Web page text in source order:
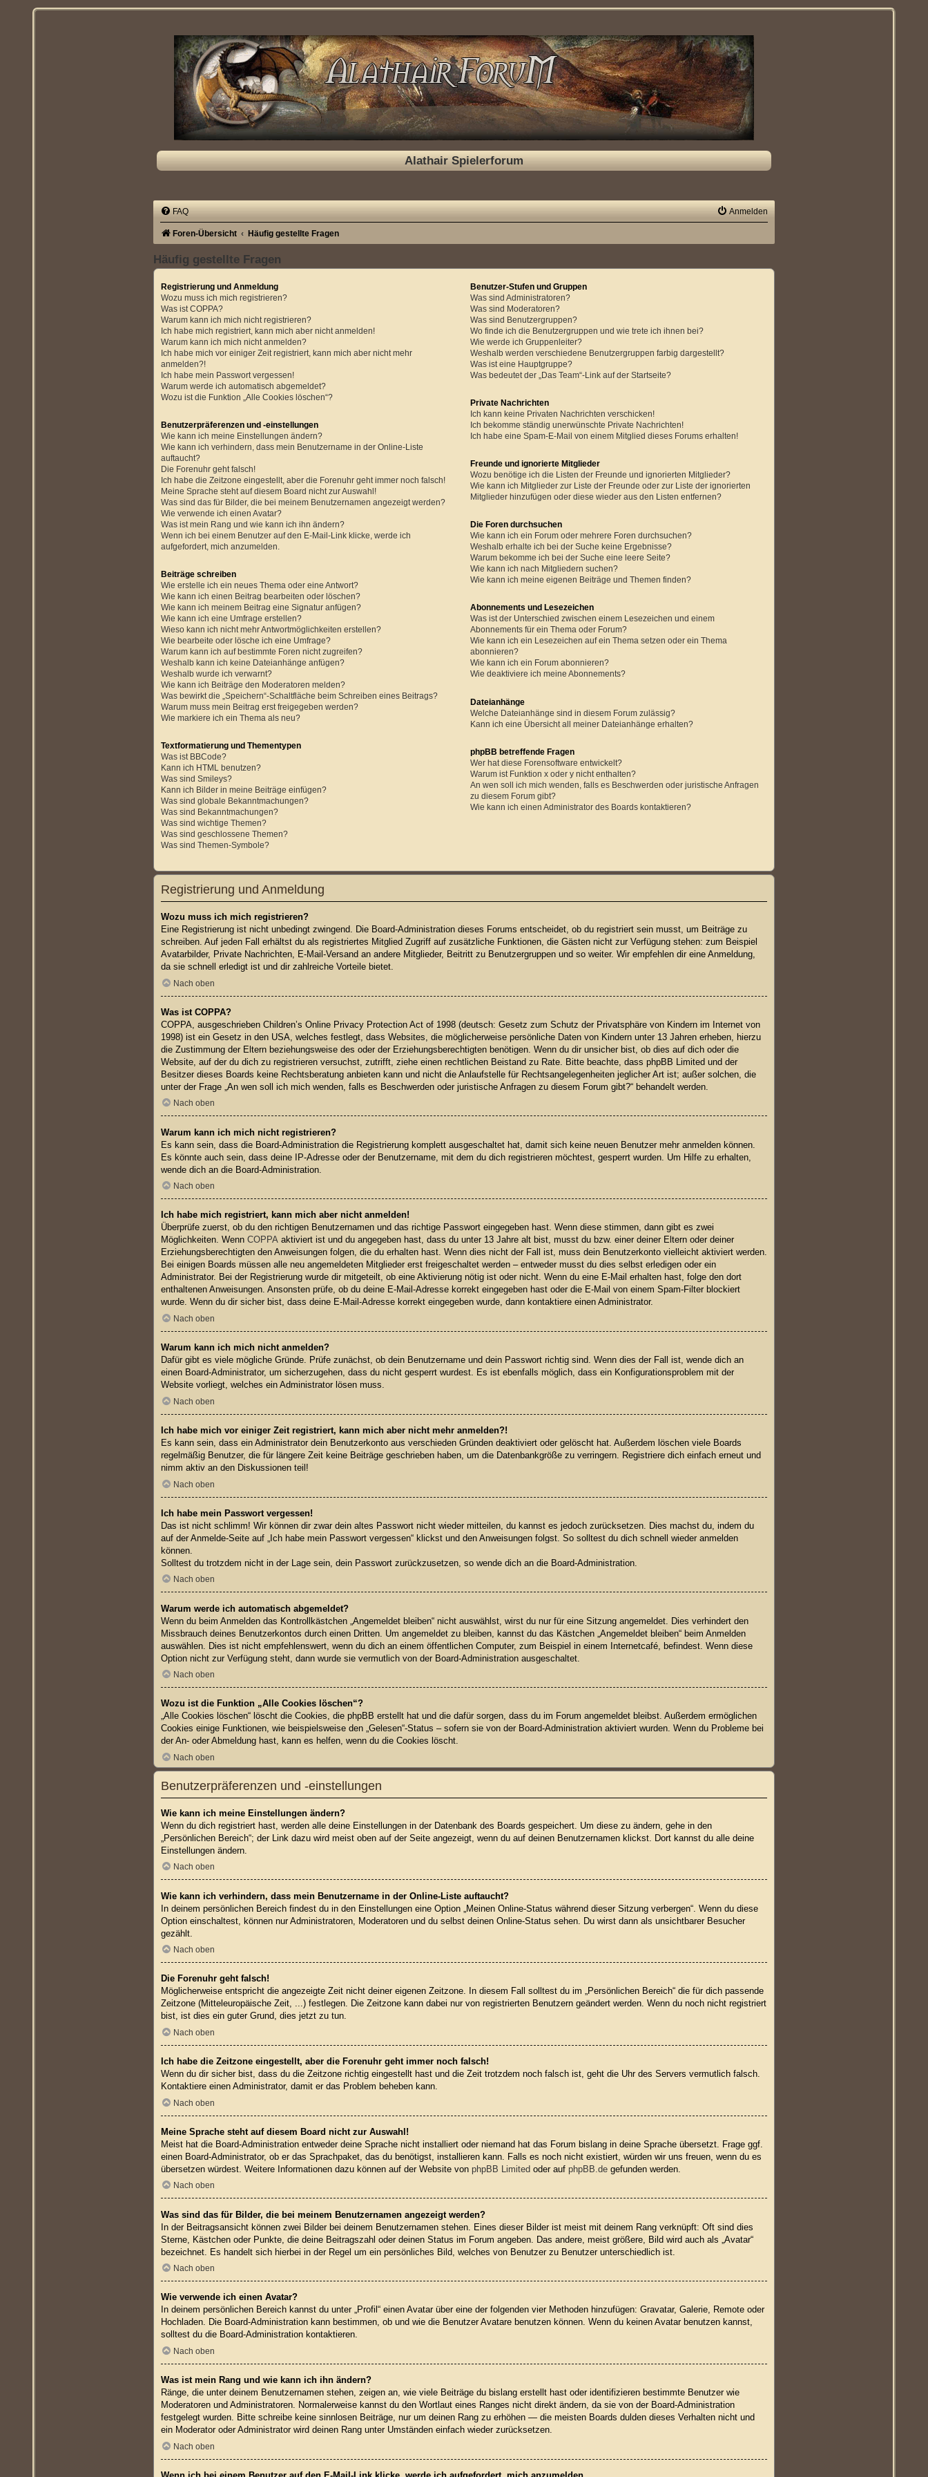
Alathair Spielerforum
FAQ Anmelden
Foren-Übersicht Häufig gestellte Fragen
Häufig gestellte Fragen
Registrierung und Anmeldung
Wozu muss ich mich registrieren?
Was ist COPPA?
Warum kann ich mich nicht registrieren?
Ich habe mich registriert, kann mich aber nicht anmelden!
Warum kann ich mich nicht anmelden?
Ich habe mich vor einiger Zeit registriert, kann mich aber nicht mehr
anmelden?!
Ich habe mein Passwort vergessen!
Warum werde ich automatisch abgemeldet?
Wozu ist die Funktion „Alle Cookies löschen“?
Benutzerpräferenzen und -einstellungen
Wie kann ich meine Einstellungen ändern?
Wie kann ich verhindern, dass mein Benutzername in der Online-Liste
auftaucht?
Die Forenuhr geht falsch!
Ich habe die Zeitzone eingestellt, aber die Forenuhr geht immer noch falsch!
Meine Sprache steht auf diesem Board nicht zur Auswahl!
Was sind das für Bilder, die bei meinem Benutzernamen angezeigt werden?
Wie verwende ich einen Avatar?
Was ist mein Rang und wie kann ich ihn ändern?
Wenn ich bei einem Benutzer auf den E-Mail-Link klicke, werde ich
aufgefordert, mich anzumelden.
Beiträge schreiben
Wie erstelle ich ein neues Thema oder eine Antwort?
Wie kann ich einen Beitrag bearbeiten oder löschen?
Wie kann ich meinem Beitrag eine Signatur anfügen?
Wie kann ich eine Umfrage erstellen?
Wieso kann ich nicht mehr Antwortmöglichkeiten erstellen?
Wie bearbeite oder lösche ich eine Umfrage?
Warum kann ich auf bestimmte Foren nicht zugreifen?
Weshalb kann ich keine Dateianhänge anfügen?
Weshalb wurde ich verwarnt?
Wie kann ich Beiträge den Moderatoren melden?
Was bewirkt die „Speichern“-Schaltfläche beim Schreiben eines Beitrags?
Warum muss mein Beitrag erst freigegeben werden?
Wie markiere ich ein Thema als neu?
Textformatierung und Thementypen
Was ist BBCode?
Kann ich HTML benutzen?
Was sind Smileys?
Kann ich Bilder in meine Beiträge einfügen?
Was sind globale Bekanntmachungen?
Was sind Bekanntmachungen?
Was sind wichtige Themen?
Was sind geschlossene Themen?
Was sind Themen-Symbole?
Benutzer-Stufen und Gruppen
Was sind Administratoren?
Was sind Moderatoren?
Was sind Benutzergruppen?
Wo finde ich die Benutzergruppen und wie trete ich ihnen bei?
Wie werde ich Gruppenleiter?
Weshalb werden verschiedene Benutzergruppen farbig dargestellt?
Was ist eine Hauptgruppe?
Was bedeutet der „Das Team“-Link auf der Startseite?
Private Nachrichten
Ich kann keine Privaten Nachrichten verschicken!
Ich bekomme ständig unerwünschte Private Nachrichten!
Ich habe eine Spam-E-Mail von einem Mitglied dieses Forums erhalten!
Freunde und ignorierte Mitglieder
Wozu benötige ich die Listen der Freunde und ignorierten Mitglieder?
Wie kann ich Mitglieder zur Liste der Freunde oder zur Liste der ignorierten
Mitglieder hinzufügen oder diese wieder aus den Listen entfernen?
Die Foren durchsuchen
Wie kann ich ein Forum oder mehrere Foren durchsuchen?
Weshalb erhalte ich bei der Suche keine Ergebnisse?
Warum bekomme ich bei der Suche eine leere Seite?
Wie kann ich nach Mitgliedern suchen?
Wie kann ich meine eigenen Beiträge und Themen finden?
Abonnements und Lesezeichen
Was ist der Unterschied zwischen einem Lesezeichen und einem
Abonnements für ein Thema oder Forum?
Wie kann ich ein Lesezeichen auf ein Thema setzen oder ein Thema
abonnieren?
Wie kann ich ein Forum abonnieren?
Wie deaktiviere ich meine Abonnements?
Dateianhänge
Welche Dateianhänge sind in diesem Forum zulässig?
Kann ich eine Übersicht all meiner Dateianhänge erhalten?
phpBB betreffende Fragen
Wer hat diese Forensoftware entwickelt?
Warum ist Funktion x oder y nicht enthalten?
An wen soll ich mich wenden, falls es Beschwerden oder juristische Anfragen
zu diesem Forum gibt?
Wie kann ich einen Administrator des Boards kontaktieren?
Registrierung und Anmeldung
Wozu muss ich mich registrieren?
Eine Registrierung ist nicht unbedingt zwingend. Die Board-Administration dieses Forums entscheidet, ob du registriert sein musst, um Beiträge zu
schreiben. Auf jeden Fall erhältst du als registriertes Mitglied Zugriff auf zusätzliche Funktionen, die Gästen nicht zur Verfügung stehen: zum Beispiel
Avatarbilder, Private Nachrichten, E-Mail-Versand an andere Mitglieder, Beitritt zu Benutzergruppen und so weiter. Wir empfehlen dir eine Anmeldung,
da sie schnell erledigt ist und dir zahlreiche Vorteile bietet.
Nach oben
Was ist COPPA?
COPPA, ausgeschrieben Children’s Online Privacy Protection Act of 1998 (deutsch: Gesetz zum Schutz der Privatsphäre von Kindern im Internet von
1998) ist ein Gesetz in den USA, welches festlegt, dass Websites, die möglicherweise persönliche Daten von Kindern unter 13 Jahren erheben, hierzu
die Zustimmung der Eltern beziehungsweise des oder der Erziehungsberechtigten benötigen. Wenn du dir unsicher bist, ob dies auf dich oder die
Website, auf der du dich zu registrieren versuchst, zutrifft, ziehe einen rechtlichen Beistand zu Rate. Bitte beachte, dass phpBB Limited und der
Besitzer dieses Boards keine Rechtsberatung anbieten kann und nicht die Anlaufstelle für Rechtsangelegenheiten jeglicher Art ist; außer solchen, die
unter der Frage „An wen soll ich mich wenden, falls es Beschwerden oder juristische Anfragen zu diesem Forum gibt?“ behandelt werden.
Nach oben
Warum kann ich mich nicht registrieren?
Es kann sein, dass die Board-Administration die Registrierung komplett ausgeschaltet hat, damit sich keine neuen Benutzer mehr anmelden können.
Es könnte auch sein, dass deine IP-Adresse oder der Benutzername, mit dem du dich registrieren möchtest, gesperrt wurden. Um Hilfe zu erhalten,
wende dich an die Board-Administration.
Nach oben
Ich habe mich registriert, kann mich aber nicht anmelden!
Überprüfe zuerst, ob du den richtigen Benutzernamen und das richtige Passwort eingegeben hast. Wenn diese stimmen, dann gibt es zwei
Möglichkeiten. Wenn COPPA aktiviert ist und du angegeben hast, dass du unter 13 Jahre alt bist, musst du bzw. einer deiner Eltern oder deiner
Erziehungsberechtigten den Anweisungen folgen, die du erhalten hast. Wenn dies nicht der Fall ist, muss dein Benutzerkonto vielleicht aktiviert werden.
Bei einigen Boards müssen alle neu angemeldeten Mitglieder erst freigeschaltet werden – entweder musst du dies selbst erledigen oder ein
Administrator. Bei der Registrierung wurde dir mitgeteilt, ob eine Aktivierung nötig ist oder nicht. Wenn du eine E-Mail erhalten hast, folge den dort
enthaltenen Anweisungen. Ansonsten prüfe, ob du deine E-Mail-Adresse korrekt eingegeben hast oder die E-Mail von einem Spam-Filter blockiert
wurde. Wenn du dir sicher bist, dass deine E-Mail-Adresse korrekt eingegeben wurde, dann kontaktiere einen Administrator.
Nach oben
Warum kann ich mich nicht anmelden?
Dafür gibt es viele mögliche Gründe. Prüfe zunächst, ob dein Benutzername und dein Passwort richtig sind. Wenn dies der Fall ist, wende dich an
einen Board-Administrator, um sicherzugehen, dass du nicht gesperrt wurdest. Es ist ebenfalls möglich, dass ein Konfigurationsproblem mit der
Website vorliegt, welches ein Administrator lösen muss.
Nach oben
Ich habe mich vor einiger Zeit registriert, kann mich aber nicht mehr anmelden?!
Es kann sein, dass ein Administrator dein Benutzerkonto aus verschieden Gründen deaktiviert oder gelöscht hat. Außerdem löschen viele Boards
regelmäßig Benutzer, die für längere Zeit keine Beiträge geschrieben haben, um die Datenbankgröße zu verringern. Registriere dich einfach erneut und
nimm aktiv an den Diskussionen teil!
Nach oben
Ich habe mein Passwort vergessen!
Das ist nicht schlimm! Wir können dir zwar dein altes Passwort nicht wieder mitteilen, du kannst es jedoch zurücksetzen. Dies machst du, indem du
auf der Anmelde-Seite auf „Ich habe mein Passwort vergessen“ klickst und den Anweisungen folgst. So solltest du dich schnell wieder anmelden
können.
Solltest du trotzdem nicht in der Lage sein, dein Passwort zurückzusetzen, so wende dich an die Board-Administration.
Nach oben
Warum werde ich automatisch abgemeldet?
Wenn du beim Anmelden das Kontrollkästchen „Angemeldet bleiben“ nicht auswählst, wirst du nur für eine Sitzung angemeldet. Dies verhindert den
Missbrauch deines Benutzerkontos durch einen Dritten. Um angemeldet zu bleiben, kannst du das Kästchen „Angemeldet bleiben“ beim Anmelden
auswählen. Dies ist nicht empfehlenswert, wenn du dich an einem öffentlichen Computer, zum Beispiel in einem Internetcafé, befindest. Wenn diese
Option nicht zur Verfügung steht, dann wurde sie vermutlich von der Board-Administration ausgeschaltet.
Nach oben
Wozu ist die Funktion „Alle Cookies löschen“?
„Alle Cookies löschen“ löscht die Cookies, die phpBB erstellt hat und die dafür sorgen, dass du im Forum angemeldet bleibst. Außerdem ermöglichen
Cookies einige Funktionen, wie beispielsweise den „Gelesen“-Status – sofern sie von der Board-Administration aktiviert wurden. Wenn du Probleme bei
der An- oder Abmeldung hast, kann es helfen, wenn du die Cookies löscht.
Nach oben
Benutzerpräferenzen und -einstellungen
Wie kann ich meine Einstellungen ändern?
Wenn du dich registriert hast, werden alle deine Einstellungen in der Datenbank des Boards gespeichert. Um diese zu ändern, gehe in den
„Persönlichen Bereich“; der Link dazu wird meist oben auf der Seite angezeigt, wenn du auf deinen Benutzernamen klickst. Dort kannst du alle deine
Einstellungen ändern.
Nach oben
Wie kann ich verhindern, dass mein Benutzername in der Online-Liste auftaucht?
In deinem persönlichen Bereich findest du in den Einstellungen eine Option „Meinen Online-Status während dieser Sitzung verbergen“. Wenn du diese
Option einschaltest, können nur Administratoren, Moderatoren und du selbst deinen Online-Status sehen. Du wirst dann als unsichtbarer Besucher
gezählt.
Nach oben
Die Forenuhr geht falsch!
Möglicherweise entspricht die angezeigte Zeit nicht deiner eigenen Zeitzone. In diesem Fall solltest du im „Persönlichen Bereich“ die für dich passende
Zeitzone (Mitteleuropäische Zeit, ...) festlegen. Die Zeitzone kann dabei nur von registrierten Benutzern geändert werden. Wenn du noch nicht registriert
bist, ist dies ein guter Grund, dies jetzt zu tun.
Nach oben
Ich habe die Zeitzone eingestellt, aber die Forenuhr geht immer noch falsch!
Wenn du dir sicher bist, dass du die Zeitzone richtig eingestellt hast und die Zeit trotzdem noch falsch ist, geht die Uhr des Servers vermutlich falsch.
Kontaktiere einen Administrator, damit er das Problem beheben kann.
Nach oben
Meine Sprache steht auf diesem Board nicht zur Auswahl!
Meist hat die Board-Administration entweder deine Sprache nicht installiert oder niemand hat das Forum bislang in deine Sprache übersetzt. Frage ggf.
einen Board-Administrator, ob er das Sprachpaket, das du benötigst, installieren kann. Falls es noch nicht existiert, würden wir uns freuen, wenn du es
übersetzen würdest. Weitere Informationen dazu können auf der Website von phpBB Limited oder auf phpBB.de gefunden werden.
Nach oben
Was sind das für Bilder, die bei meinem Benutzernamen angezeigt werden?
In der Beitragsansicht können zwei Bilder bei deinem Benutzernamen stehen. Eines dieser Bilder ist meist mit deinem Rang verknüpft: Oft sind dies
Sterne, Kästchen oder Punkte, die deine Beitragszahl oder deinen Status im Forum angeben. Das andere, meist größere, Bild wird auch als „Avatar“
bezeichnet. Es handelt sich hierbei in der Regel um ein persönliches Bild, welches von Benutzer zu Benutzer unterschiedlich ist.
Nach oben
Wie verwende ich einen Avatar?
In deinem persönlichen Bereich kannst du unter „Profil“ einen Avatar über eine der folgenden vier Methoden hinzufügen: Gravatar, Galerie, Remote oder
Hochladen. Die Board-Administration kann bestimmen, ob und wie die Benutzer Avatare benutzen können. Wenn du keinen Avatar benutzen kannst,
solltest du die Board-Administration kontaktieren.
Nach oben
Was ist mein Rang und wie kann ich ihn ändern?
Ränge, die unter deinem Benutzernamen stehen, zeigen an, wie viele Beiträge du bislang erstellt hast oder identifizieren bestimmte Benutzer wie
Moderatoren und Administratoren. Normalerweise kannst du den Wortlaut eines Ranges nicht direkt ändern, da sie von der Board-Administration
festgelegt wurden. Bitte schreibe keine sinnlosen Beiträge, nur um deinen Rang zu erhöhen — die meisten Boards dulden dieses Verhalten nicht und
ein Moderator oder Administrator wird deinen Rang unter Umständen einfach wieder zurücksetzen.
Nach oben